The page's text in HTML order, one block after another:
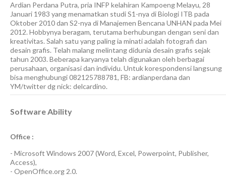
Ardian Perdana Putra, pria INFP kelahiran Kampoeng Melayu, 28
Januari 1983 yang menamatkan studi S1-nya di Biologi ITB pada
Oktober 2010 dan S2-nya di Manajemen Bencana UNHAN pada Mei
2012. Hobbynya beragam, terutama berhubungan dengan seni dan
kreativitas. Salah satu yang paling ia minati adalah fotografi dan
desain grafis. Telah malang melintang didunia desain grafis sejak
tahun 2003. Beberapa karyanya telah digunakan oleh berbagai
perusahaan, organisasi dan individu. Untuk korespondensi langsung
bisa menghubungi 082125788781, FB: ardianperdana dan
YM/twitter dg nick: delcardino.
Software Ability
Office :
- Microsoft Windows 2007(Word, Excel, Powerpoint, Publisher,
Access),
- OpenOffice.org 2.0.